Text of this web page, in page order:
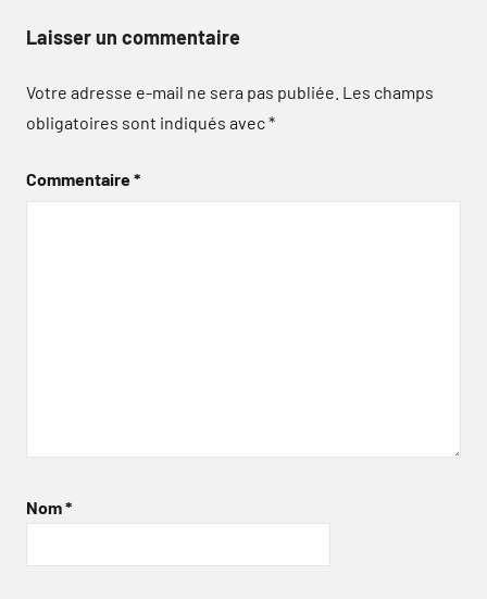
Laisser un commentaire
Votre adresse e-mail ne sera pas publiée. Les champs
obligatoires sont indiqués avec*
Commentaire*
Nom*